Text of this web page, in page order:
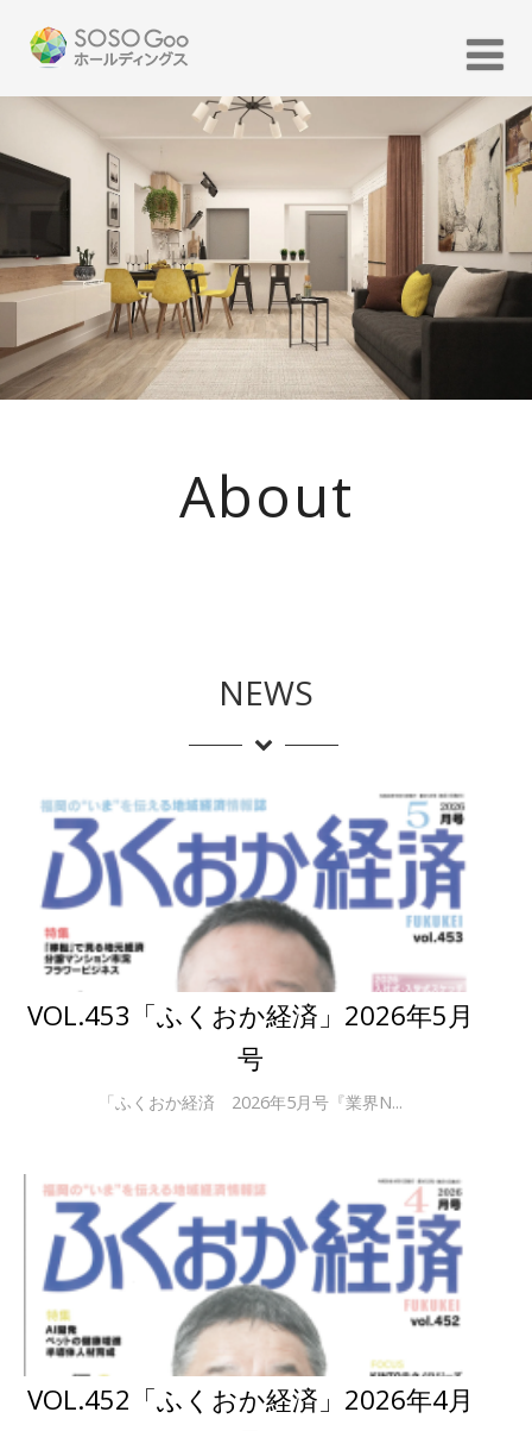
About
NEWS
VOL.453「ふくおか経済」2026年5月
号
「ふくおか経済 2026年5月号『業界N...
VOL.452「ふくおか経済」2026年4月